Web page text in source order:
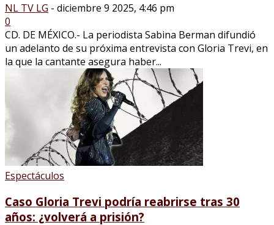
NL TV LG - diciembre 9 2025, 4:46 pm
0
CD. DE MÉXICO.- La periodista Sabina Berman difundió
un adelanto de su próxima entrevista con Gloria Trevi, en
la que la cantante asegura haber...
Espectáculos
Caso Gloria Trevi podría reabrirse tras 30
años: ¿volverá a prisión?